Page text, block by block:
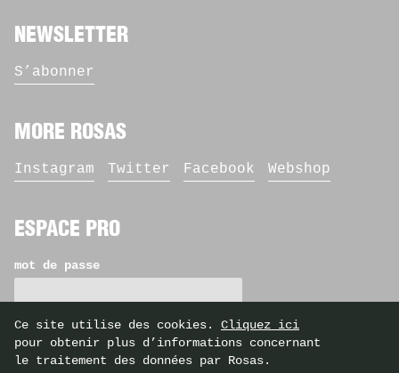
Ce site utilise des cookies. Cliquez ici
pour obtenir plus d’informations concernant
le traitement des données par Rosas.
NEWSLETTER
S’abonner
MORE ROSAS
Instagram Twitter Facebook Webshop
ESPACE PRO
mot de passe